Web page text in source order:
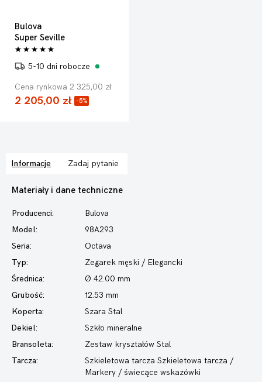
Bulova
Super Seville
5-10 dni robocze
Cena rynkowa 2 325,00 zł
2 205,00 zł -5%
Informacje Zadaj pytanie
Materiały i dane techniczne
Producenci:
Bulova
Model:
98A293
Seria:
Octava
Typ:
Zegarek męski / Elegancki
Średnica:
Ø 42.00 mm
Grubość:
12.53 mm
Koperta:
Szara Stal
Dekiel:
Szkło mineralne
Bransoleta:
Zestaw kryształów Stal
Tarcza:
Szkieletowa tarcza Szkieletowa tarcza /
Markery / świecące wskazówki